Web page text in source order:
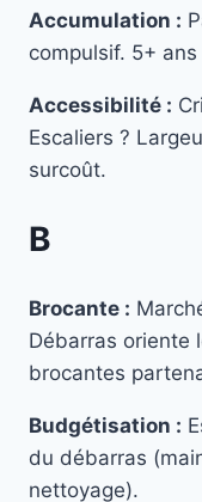
Accumulation :
compulsif. 5+
Accessibilité :
Escaliers ?
surcoût.
B
Brocante :
Débarras oriente
brocantes
Budgétisation :
du débarras
nettoyage).